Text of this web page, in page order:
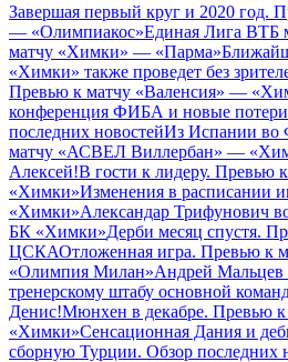
Завершая первый круг и 2020 год.
— «Олимпиакос»Единая Лига ВТБ
матчу «Химки» — «Парма»
«Химки» также проведет без
Превью к матчу «Валенсия» —
конференция ФИБА и новые потери
последних новостейИз Испании во
матчу «АСВЕЛ Виллербан» —
Алексей!В гости к лидеру. Превью
«Химки»Изменения в расписании
«Химки»Александар Трифунович
БК «Химки»Дерби месяц спустя.
ЦСКАОтложенная игра. Превью к
«Олимпия Милан»Андрей Мальцев
тренерскому штабу основной
Денис!Мюнхен в декабре. Превью
«Химки»Сенсационная Дания и
сборную Турции. Обзор последних